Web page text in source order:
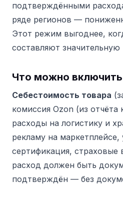
подтверждёнными
ряде регионов —
Этот режим выгоднее,
составляют значительную
Что можно
Себестоимость товара
комиссия Ozon (из отчёта
расходы на логистику и
рекламу на маркетплейсе,
сертификация,
расход должен быть
подтверждён — без